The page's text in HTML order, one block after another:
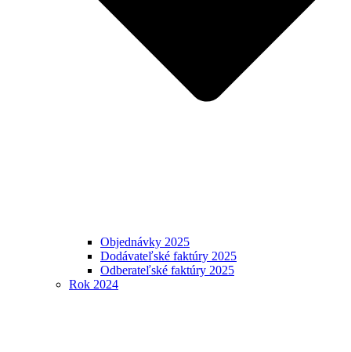
Objednávky 2025
Dodávateľské faktúry 2025
Odberateľské faktúry 2025
Rok 2024